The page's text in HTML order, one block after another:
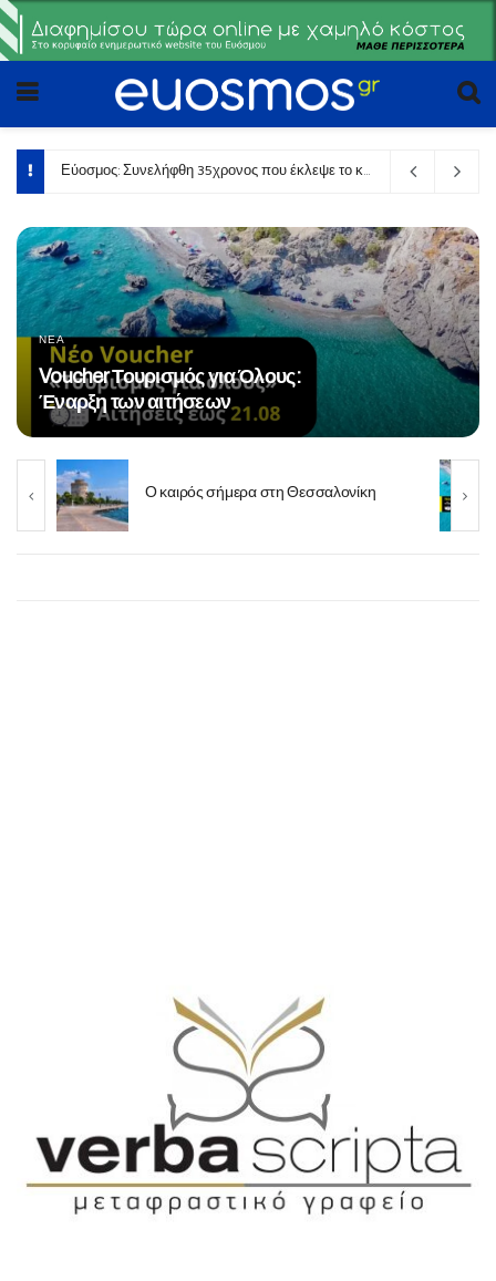
Θεόδωρος Κατσούκας: Η αλήθεια για τους φωτεινούς σηματοδότες της διασταύρωσης Λεωφόρου Δεντροποταμου
ΘΕΣΣΑΛΟΝΙΚΗ
Θεσσαλονίκη: Κλειστό απόψε τμήμα
του Περιφερειακού λόγω Flyover
Ο καιρός σήμερα στη Θεσσαλονίκη